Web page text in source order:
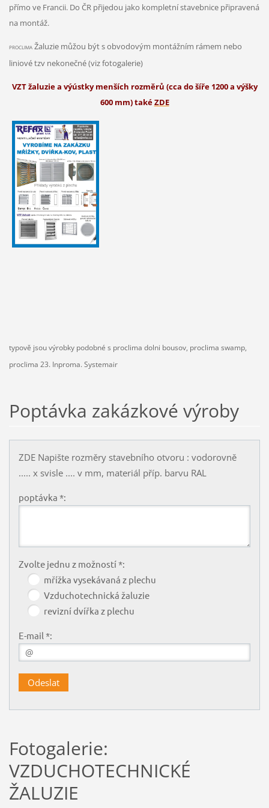
přímo ve Francii. Do ČR přijedou jako kompletní stavebnice připravená
na montáž.
PROCLIMAŽaluzie můžou být s obvodovým montážním rámem nebo
liniové tzv nekonečné (viz fotogalerie)
VZT žaluzie a výústky menších rozměrů (cca do šíře 1200 a výšky
600 mm) takéZDE
typově jsou výrobky podobné s proclima dolni bousov, proclima swamp,
proclima 23. Inproma. Systemair
Poptávka zakázkové výroby
ZDE Napište rozměry stavebního otvoru : vodorovně
..... x svisle .... v mm, materiál příp. barvu RAL
poptávka *:
Zvolte jednu z možností *:
mřížka vysekávaná z plechu
Vzduchotechnická žaluzie
revizní dvířka z plechu
E-mail *:
Fotogalerie:
VZDUCHOTECHNICKÉ
ŽALUZIE